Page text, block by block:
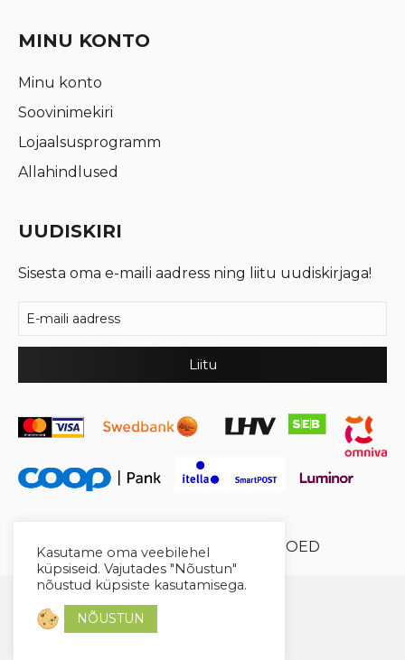
MINU KONTO
Minu konto
Soovinimekiri
Lojaalsusprogramm
Allahindlused
UUDISKIRI
Sisesta oma e-maili aadress ning liitu uudiskirjaga!
© 2026 Cool Crystal OÜ //XYSUM E-POED
Kasutame oma veebilehel
küpsiseid. Vajutades "Nõustun"
nõustud küpsiste kasutamisega.
NÕUSTUN